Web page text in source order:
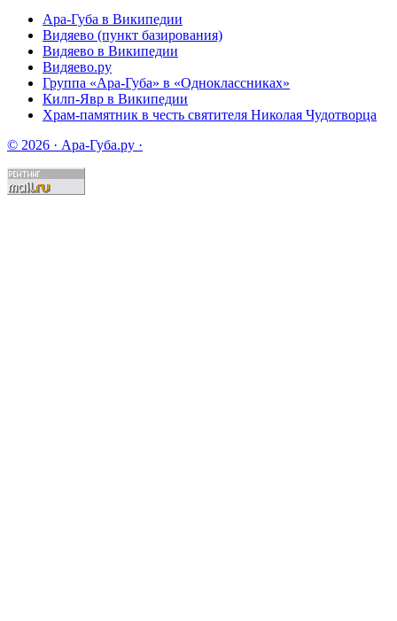
Ара-Губа в Википедии
Видяево (пункт базирования)
Видяево в Википедии
Видяево.ру
Группа «Ара-Губа» в «Одноклассниках»
Килп-Явр в Википедии
Храм-памятник в честь святителя Николая Чудотворца
© 2026 · Ара-Губа.ру ·